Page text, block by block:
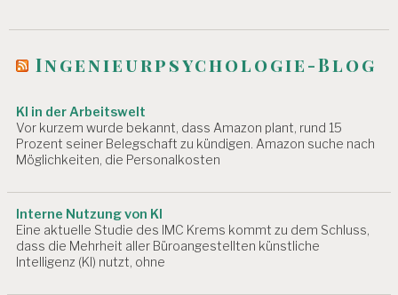
A
B
S
B
E
D
G
U
N
G
g
a
t
i
o
n
Ingenieurpsychologie-Blog
KI in der Arbeitswelt
Vor kurzem wurde bekannt, dass Amazon plant, rund 15
Prozent seiner Belegschaft zu kündigen. Amazon suche nach
Möglichkeiten, die Personalkosten
Interne Nutzung von KI
Eine aktuelle Studie des IMC Krems kommt zu dem Schluss,
dass die Mehrheit aller Büroangestellten künstliche
Intelligenz (KI) nutzt, ohne